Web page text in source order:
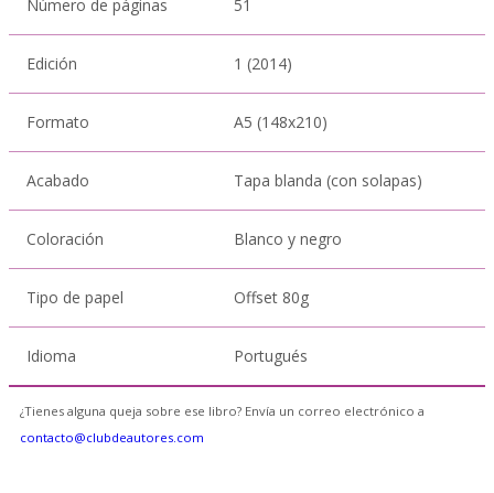
Número de páginas 51
Edición 1 (2014)
Formato A5 (148x210)
Acabado Tapa blanda (con solapas)
Coloración Blanco y negro
Tipo de papel Offset 80g
Idioma Portugués
¿Tienes alguna queja sobre ese libro? Envía un correo electrónico a
contacto@clubdeautores.com